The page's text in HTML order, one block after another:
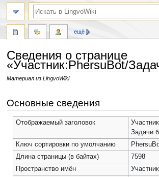
Сведения о странице
«Участник:PhersuBot/
Материал из LingvoWiki
ккОсновные сведения
Отображаемый заголовок
Задачи
Ключ сортировки по умолчанию
Длина страницы (в байтах)
7598
Пространство имён
Участник
ещё